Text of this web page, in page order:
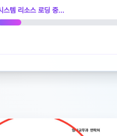
스템 리소스 로딩 중...